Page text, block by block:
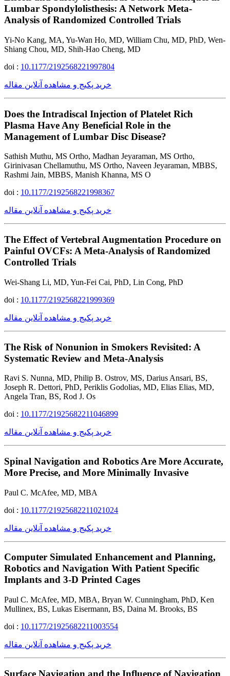
Lumbar Spondylolisthesis: A Network Meta-
Analysis of Randomized Controlled Trials
Yi-No Kang, MA, Yu-Wan Ho, MD, William Chu, MD, PhD, Wen-
Shiang Chou, MD, Shih-Hao Cheng, MD
doi : 10.1177/2192568221997804
خرید پکیج و مشاهده آنلاین مقاله
Does the Intradiscal Injection of Platelet Rich
Plasma Have Any Beneficial Role in the
Management of Lumbar Disc Disease?
Sathish Muthu, MS Ortho, Madhan Jeyaraman, MS Ortho,
Girinivasan Chellamuthu, MS Ortho, Naveen Jeyaraman, MBBS,
Rashmi Jain, MBBS, Manish Khanna, MS O
doi : 10.1177/2192568221998367
خرید پکیج و مشاهده آنلاین مقاله
The Effect of Vertebral Augmentation Procedure on
Painful OVCFs: A Meta-Analysis of Randomized
Controlled Trials
Wei-Shang Li, MD, Yun-Fei Cai, PhD, Lin Cong, PhD
doi : 10.1177/2192568221999369
خرید پکیج و مشاهده آنلاین مقاله
The Risk of Nonunion in Smokers Revisited: A
Systematic Review and Meta-Analysis
Ravi S. Nunna, MD, Philip B. Ostrov, MS, Darius Ansari, BS,
Joseph R. Dettori, PhD, Periklis Godolias, MD, Elias Elias, MD,
Angela Tran, BS, Rod J. Os
doi : 10.1177/21925682211046899
خرید پکیج و مشاهده آنلاین مقاله
Spinal Navigation and Robotics Are More Accurate,
More Precise, and More Minimally Invasive
Paul C. McAfee, MD, MBA
doi : 10.1177/21925682211021024
خرید پکیج و مشاهده آنلاین مقاله
Computer Simulated Enhancement and Planning,
Robotics and Navigation With Patient Specific
Implants and 3-D Printed Cages
Paul C. McAfee, MD, MBA, Bryan W. Cunningham, PhD, Ken
Mullinex, BS, Lukas Eisermann, BS, Daina M. Brooks, BS
doi : 10.1177/21925682211003554
خرید پکیج و مشاهده آنلاین مقاله
Surface Navigation and the Influence of Navigation